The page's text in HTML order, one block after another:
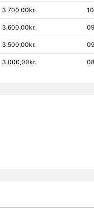
3.700,00kr.
3.600,00kr.
3.500,00kr.
3.000,00kr.